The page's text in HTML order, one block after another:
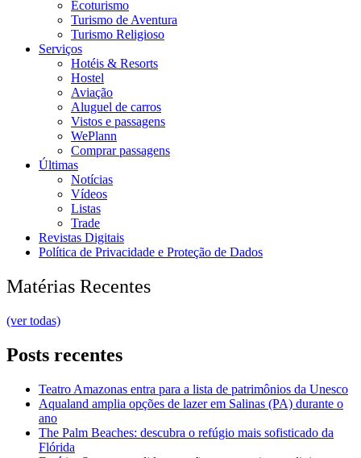
Ecoturismo
Turismo de Aventura
Turismo Religioso
Serviços
Hotéis & Resorts
Hostel
Aviação
Aluguel de carros
Vistos e passagens
WePlann
Comprar passagens
Últimas
Notícias
Vídeos
Listas
Trade
Revistas Digitais
Política de Privacidade e Proteção de Dados
Matérias Recentes
(ver todas)
Posts recentes
Teatro Amazonas entra para a lista de patrimônios da Unesco
Aqualand amplia opções de lazer em Salinas (PA) durante o
ano
The Palm Beaches: descubra o refúgio mais sofisticado da
Flórida